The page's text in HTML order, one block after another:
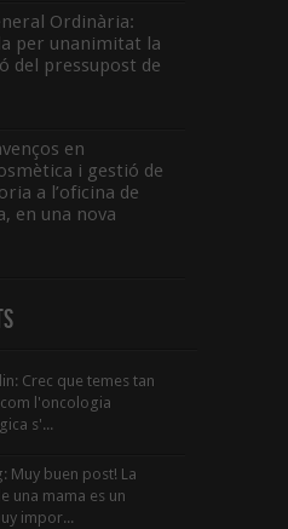
Ordinària:
per unanimitat la
del pressupost de
en
i gestió de
a l’oficina de
en una nova
Crec que temes tan
l'oncologia
s'...
Muy buen post! La
una mama es un
impor...